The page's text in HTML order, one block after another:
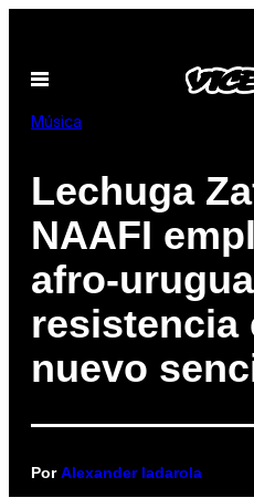
contenido
Abrir
Música
Lechuga
NAAFI
afro-
resistencia
nuevo
PorAlexander Iadarola